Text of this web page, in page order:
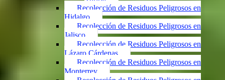
Recolección de Residuos Peligrosos en
Hidalgo
Recolección de Residuos Peligrosos en
Jalisco
Recolección de Residuos Peligrosos en
Lázaro Cárdenas
Recolección de Residuos Peligrosos en
Monterrey